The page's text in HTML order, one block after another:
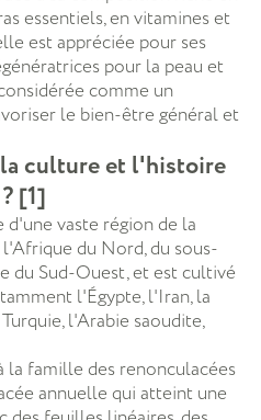
essentiels, en vitamines et
est appréciée pour ses
pour la peau et
comme un
le bien-être général et
culture et l'histoire
[1]
d'une vaste région de la
du Nord, du sous-
du Sud-Ouest, et est cultivé
l'Égypte, l'Iran, la
l'Arabie saoudite,
la famille des renonculacées
annuelle qui atteint une